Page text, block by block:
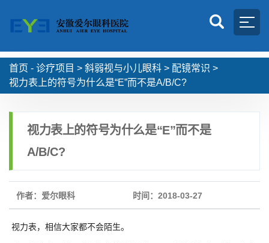
首页 - 诊疗项目 > 斜弱视与小儿眼科 > 配镜常识 >
视力表上的符号为什么是“E”而不是A/B/C?
视力表上的符号为什么是“E”而不是
A/B/C?
作者：爱尔眼科 时间：2018-03-27
视力表，相信大家都不会陌生。